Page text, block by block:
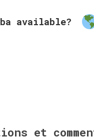
available?
et